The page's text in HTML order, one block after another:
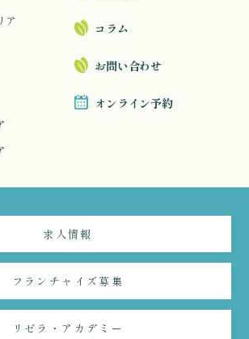
ア
コラム
お問い合わせ
オンライン予約
求人情報
フランチャイズ募集
リゼラ・アカデミー